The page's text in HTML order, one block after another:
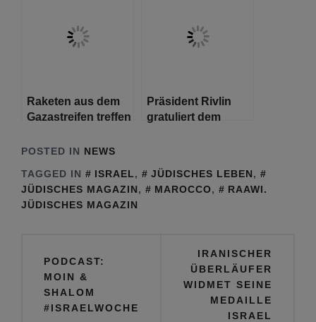
fortzuführen
Raketen aus dem
Gazastreifen treffen
Präsident Rivlin
gratuliert dem
POSTED IN NEWS
TAGGED IN
ISRAEL, JÜDISCHES LEBEN,
JÜDISCHES MAGAZIN, MAROCCO,
RAAWI.
JÜDISCHES MAGAZIN
PODCAST:
MOIN &
SHALOM
#ISRAELWOCHE
IRANISCHER
ÜBERLÄUFER
WIDMET SEINE
MEDAILLE
ISRAEL